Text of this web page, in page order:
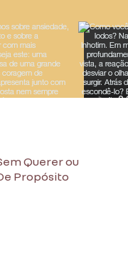
Querer ou
Propósito